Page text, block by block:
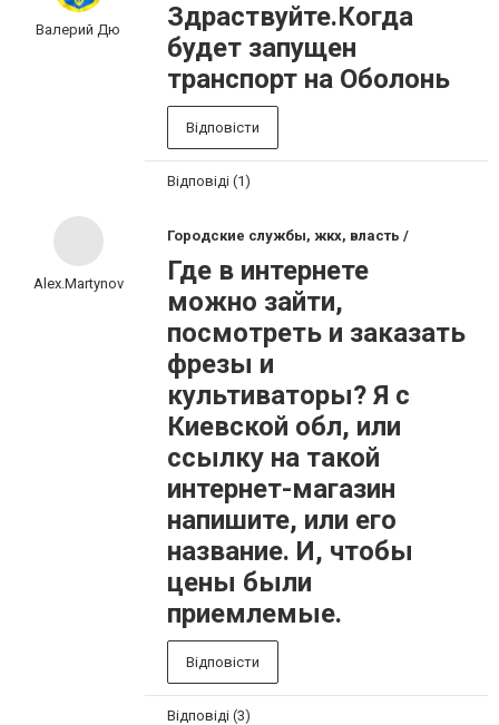
Валерий Дю
Здраствуйте.Когда
будет запущен
транспорт на Оболонь
Відповісти
Відповіді (1)
Alex.Martynov
Городские службы, жкх, власть /
Где в интернете
можно зайти,
посмотреть и заказать
фрезы и
культиваторы? Я с
Киевской обл, или
ссылку на такой
интернет-магазин
напишите, или его
название. И, чтобы
цены были
приемлемые.
Відповісти
Відповіді (3)